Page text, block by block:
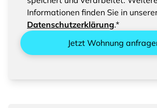
Informationen finden Sie in
Datenschutzerklärung.*
Jetzt Wohnung